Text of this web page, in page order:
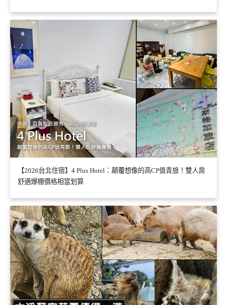
【2026台北住宿】4 Plus Hotel：顛覆想像的高CP值青旅！雙人房
舒適爆棚價格相當划算